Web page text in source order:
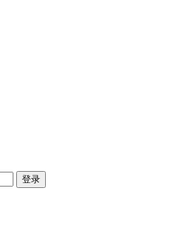
登录